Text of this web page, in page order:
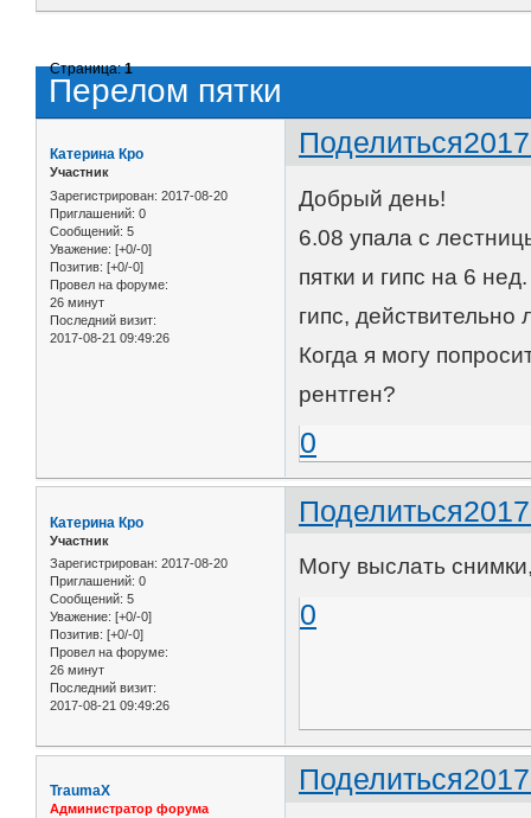
Перелом пятки
Страница:1
Поделиться
Катерина Кро
Участник
Зарегистрирован: 2017-08-20
Приглашений: 0
Сообщений: 5
Уважение: [+0/-0]
Позитив: [+0/-0]
Провел на форуме:
26 минут
Последний визит:
2017-08-21 09:49:26
Добрый день!
6.08 упала с
пятки и гипс на 6
гипс,
Когда я могу
рентген?
0
Поделиться
Катерина Кро
Участник
Зарегистрирован: 2017-08-20
Приглашений: 0
Сообщений: 5
Уважение: [+0/-0]
Позитив: [+0/-0]
Провел на форуме:
26 минут
Последний визит:
2017-08-21 09:49:26
Могу выслать
0
Поделиться
TraumaX
Администратор форума